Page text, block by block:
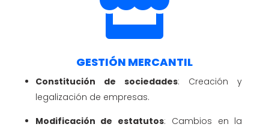
GESTIÓN MERCANTIL
Constitución de sociedades: Creación y
legalización de empresas.
Modificación de estatutos: Cambios en la